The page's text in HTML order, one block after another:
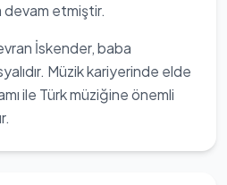
etmiştir.
İskender, baba
Müzik kariyerinde elde
ile Türk müziğine önemli